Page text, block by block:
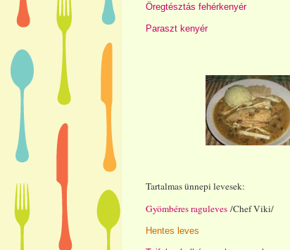
Öregtésztás fehérkenyér
Paraszt kenyér
Tartalmas ünnepi levesek:
Gyömbéres raguleves /Chef Viki/
Hentes leves